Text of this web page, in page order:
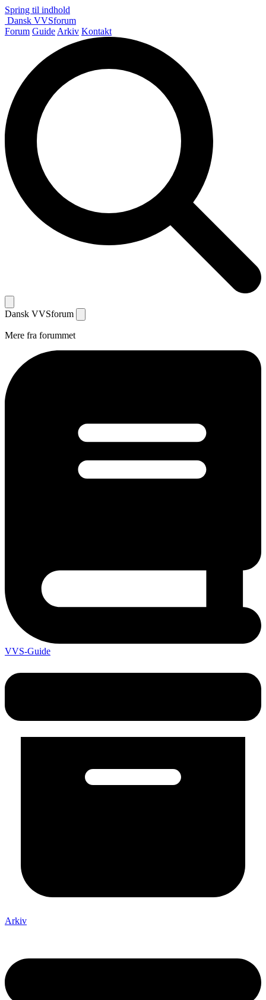
Spring til indhold
Dansk VVSforum
Forum Guide Arkiv Kontakt
Dansk VVSforum
Mere fra forummet
VVS-Guide
Arkiv